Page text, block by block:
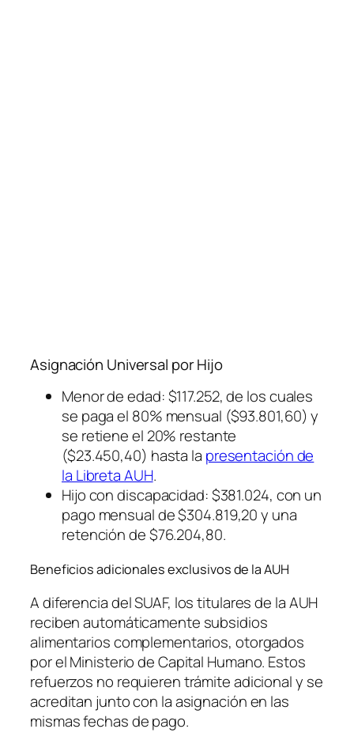
Asignación Universal por Hijo
Menor de edad: $117.252, de los cuales
se paga el 80% mensual ($93.801,60) y
se retiene el 20% restante
($23.450,40) hasta la presentación de
la Libreta AUH.
Hijo con discapacidad: $381.024, con un
pago mensual de $304.819,20 y una
retención de $76.204,80.
Beneficios adicionales exclusivos de la AUH
A diferencia del SUAF, los titulares de la AUH
reciben automáticamente subsidios
alimentarios complementarios, otorgados
por el Ministerio de Capital Humano. Estos
refuerzos no requieren trámite adicional y se
acreditan junto con la asignación en las
mismas fechas de pago.